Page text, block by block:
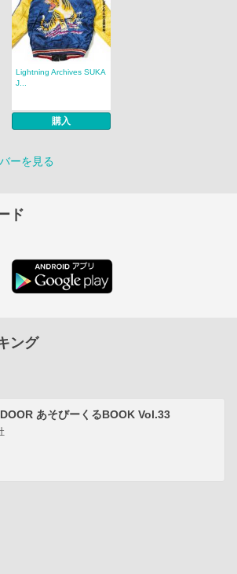
Lightning Archives SUKA
J...
購入
ーを見る
ド
ング
あそびーくるBOOK Vol.33